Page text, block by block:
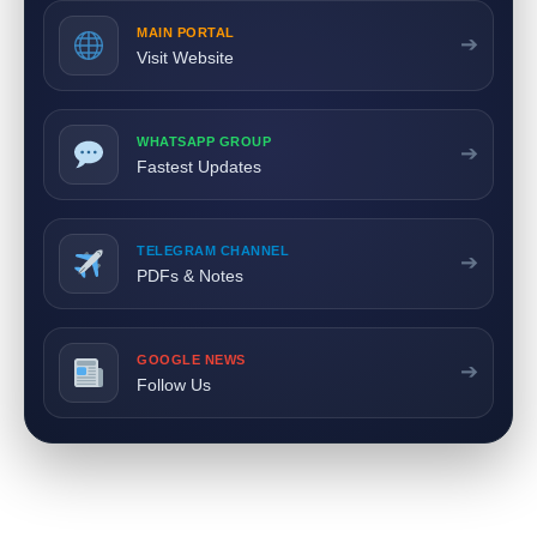
MAIN PORTAL
Visit Website
➔
WHATSAPP GROUP
Fastest Updates
➔
TELEGRAM CHANNEL
PDFs & Notes
➔
GOOGLE NEWS
Follow Us
➔